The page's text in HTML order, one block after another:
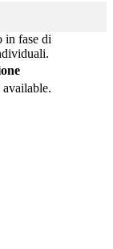
in fase di